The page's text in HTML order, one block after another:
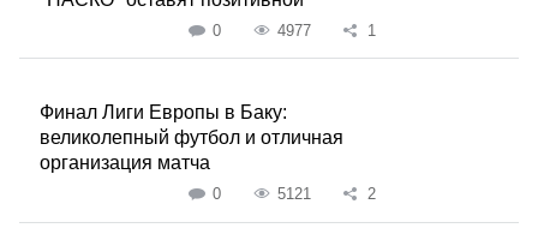
0 4977 1
Финал Лиги Европы в Баку:
великолепный футбол и отличная
организация матча
0 5121 2